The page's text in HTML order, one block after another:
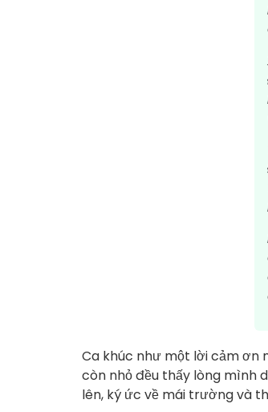
Ca khúc như một lời cảm ơn
còn nhỏ đều thấy lòng mình
lên, ký ức về mái trường và